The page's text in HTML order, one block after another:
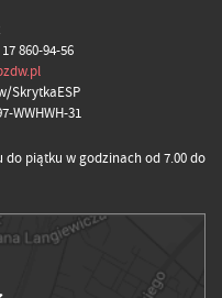
860-94-56
SkrytkaESP
WWHWH-31
piątku w godzinach od 7.00 do